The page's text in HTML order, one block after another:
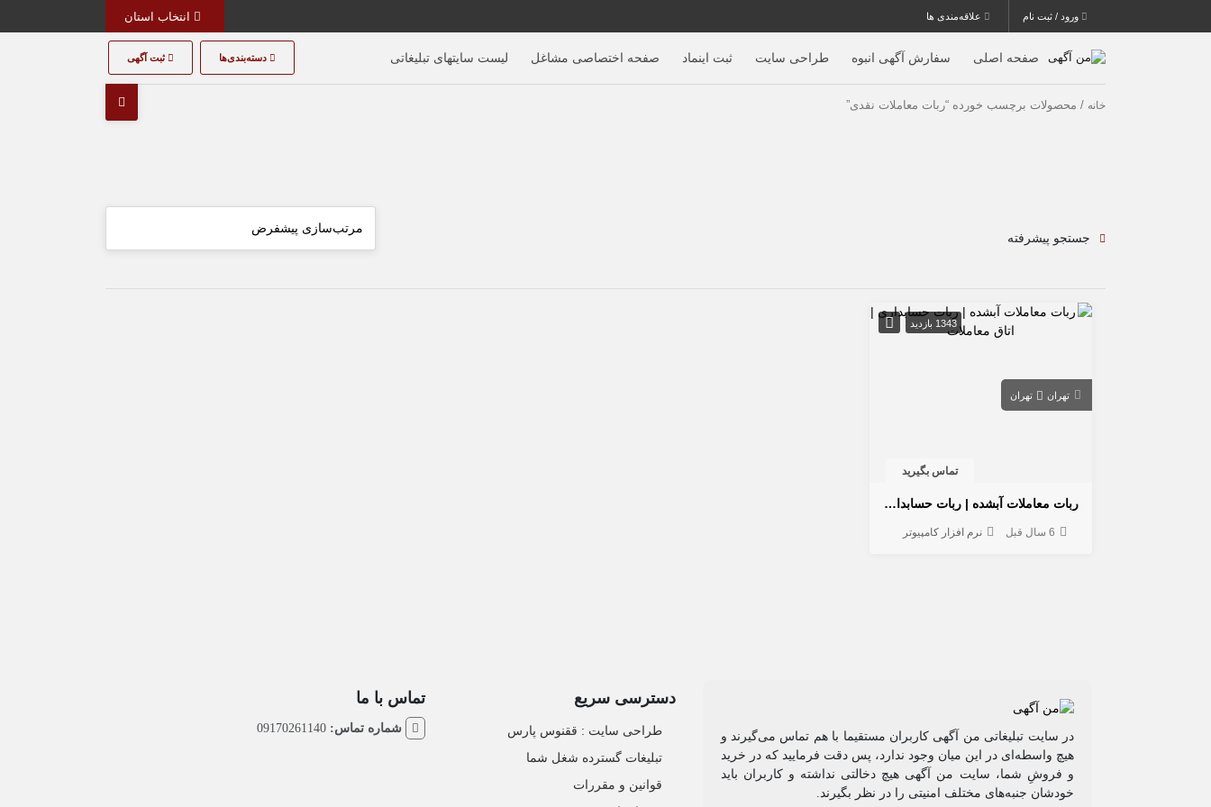
ورود / ثبت نام علاقه‌مندی ها
صفحه اصلی سفارش آگهی انبوه طراحی سایت ثبت اینماد صفحه اختصاصی مشاغل لیست سایتهای تبلیغاتی دسته‌بندی‌ها ثبت آگهی
خانه / محصولات برچسب خورده “ربات معاملات نقدی”
جستجو پیشرفته
1343 بازدید
تهران تهران
تماس بگیرید
ربات معاملات آبشده | ربات حسابداری | اتاق معاملات
6 سال قبل نرم افزار کامپیوتر
در سایت تبلیغاتی من آگهی کاربران مستقیما با هم تماس می‌گیرند و
هیچ واسطه‌ای در این میان وجود ندارد، پس دقت فرمایید که در خرید
و فروشِ شما، سایت من آگهی هیچ دخالتی نداشته و کاربران باید
خودشان جنبه‌های مختلف امنیتی را در نظر بگیرند.
دسترسی سریع
طراحی سایت :‌ ققنوس پارس
تبلیغات گسترده شغل شما
قوانین و مقررات
تماس با ما
شماره تماس: 09170261140